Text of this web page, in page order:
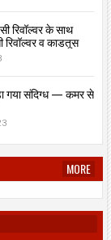
रिवॉल्वर के साथ
व काडतूस
युवक एक दिन की
गया संदिग्ध — कमर से
MORE